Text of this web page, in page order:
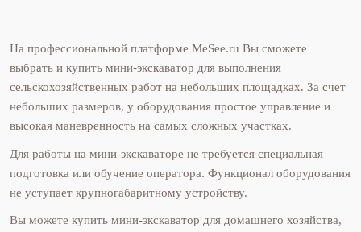
На профессиональной платформе MeSee.ru Вы сможете
выбрать и купить мини-экскаватор для выполнения
сельскохозяйственных работ на небольших площадках. За счет
небольших размеров, у оборудования простое управление и
высокая маневренность на самых сложных участках.
Для работы на мини-экскаваторе не требуется специальная
подготовка или обучение оператора. Функционал оборудования
не уступает крупногабаритному устройству.
Вы можете купить мини-экскаватор для домашнего хозяйства,